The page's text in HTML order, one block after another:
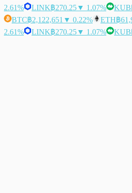
2.61%
LINK฿270.25▼ 1.07% KUB
BTC฿2,122,651 ▼ 0.22% ETH฿
2.61%
LINK฿270.25▼ 1.07% KUB